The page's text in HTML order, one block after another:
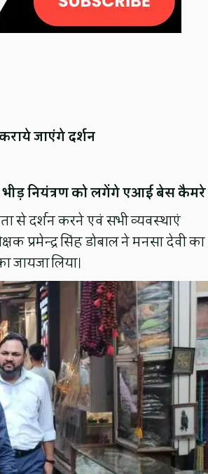
जाएंगे दर्शन
भीड़ नियंत्रण को लगेंगे एआई बेस कैमरे
से दर्शन करने एवं सभी व्यवस्थाएं
प्रमेन्द्र सिंह डोबाल ने मनसा देवी का
जायजा लिया।